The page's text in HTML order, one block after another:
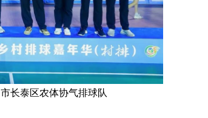
长泰区农体协气排球队